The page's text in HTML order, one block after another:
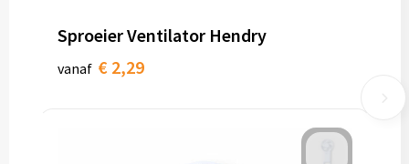
Sproeier Ventilator Hendry
vanaf € 2,29